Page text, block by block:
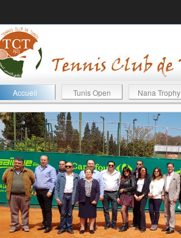
Accueil Tunis Open Nana Trophy